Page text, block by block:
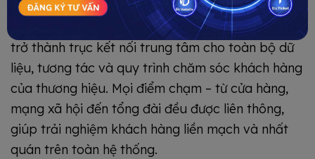
Khi hệ sinh thái BizCRM – BizChat – Bizfly Call
Center được đưa vào vận hành ổn định, CRM dần
trở thành trục kết nối trung tâm cho toàn bộ dữ
liệu, tương tác và quy trình chăm sóc khách hàng
của thương hiệu. Mọi điểm chạm – từ cửa hàng,
mạng xã hội đến tổng đài đều được liên thông,
giúp trải nghiệm khách hàng liền mạch và nhất
quán trên toàn hệ thống.